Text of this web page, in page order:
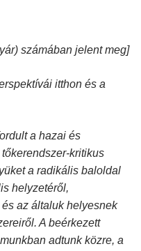
számában jelent meg]
itthon és a
a hazai és
kritikus
a radikális baloldal
helyzetéről,
az általuk helyesnek
A beérkezett
adtunk közre, a